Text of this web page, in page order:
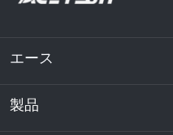
エース
私たちに関しては
製品